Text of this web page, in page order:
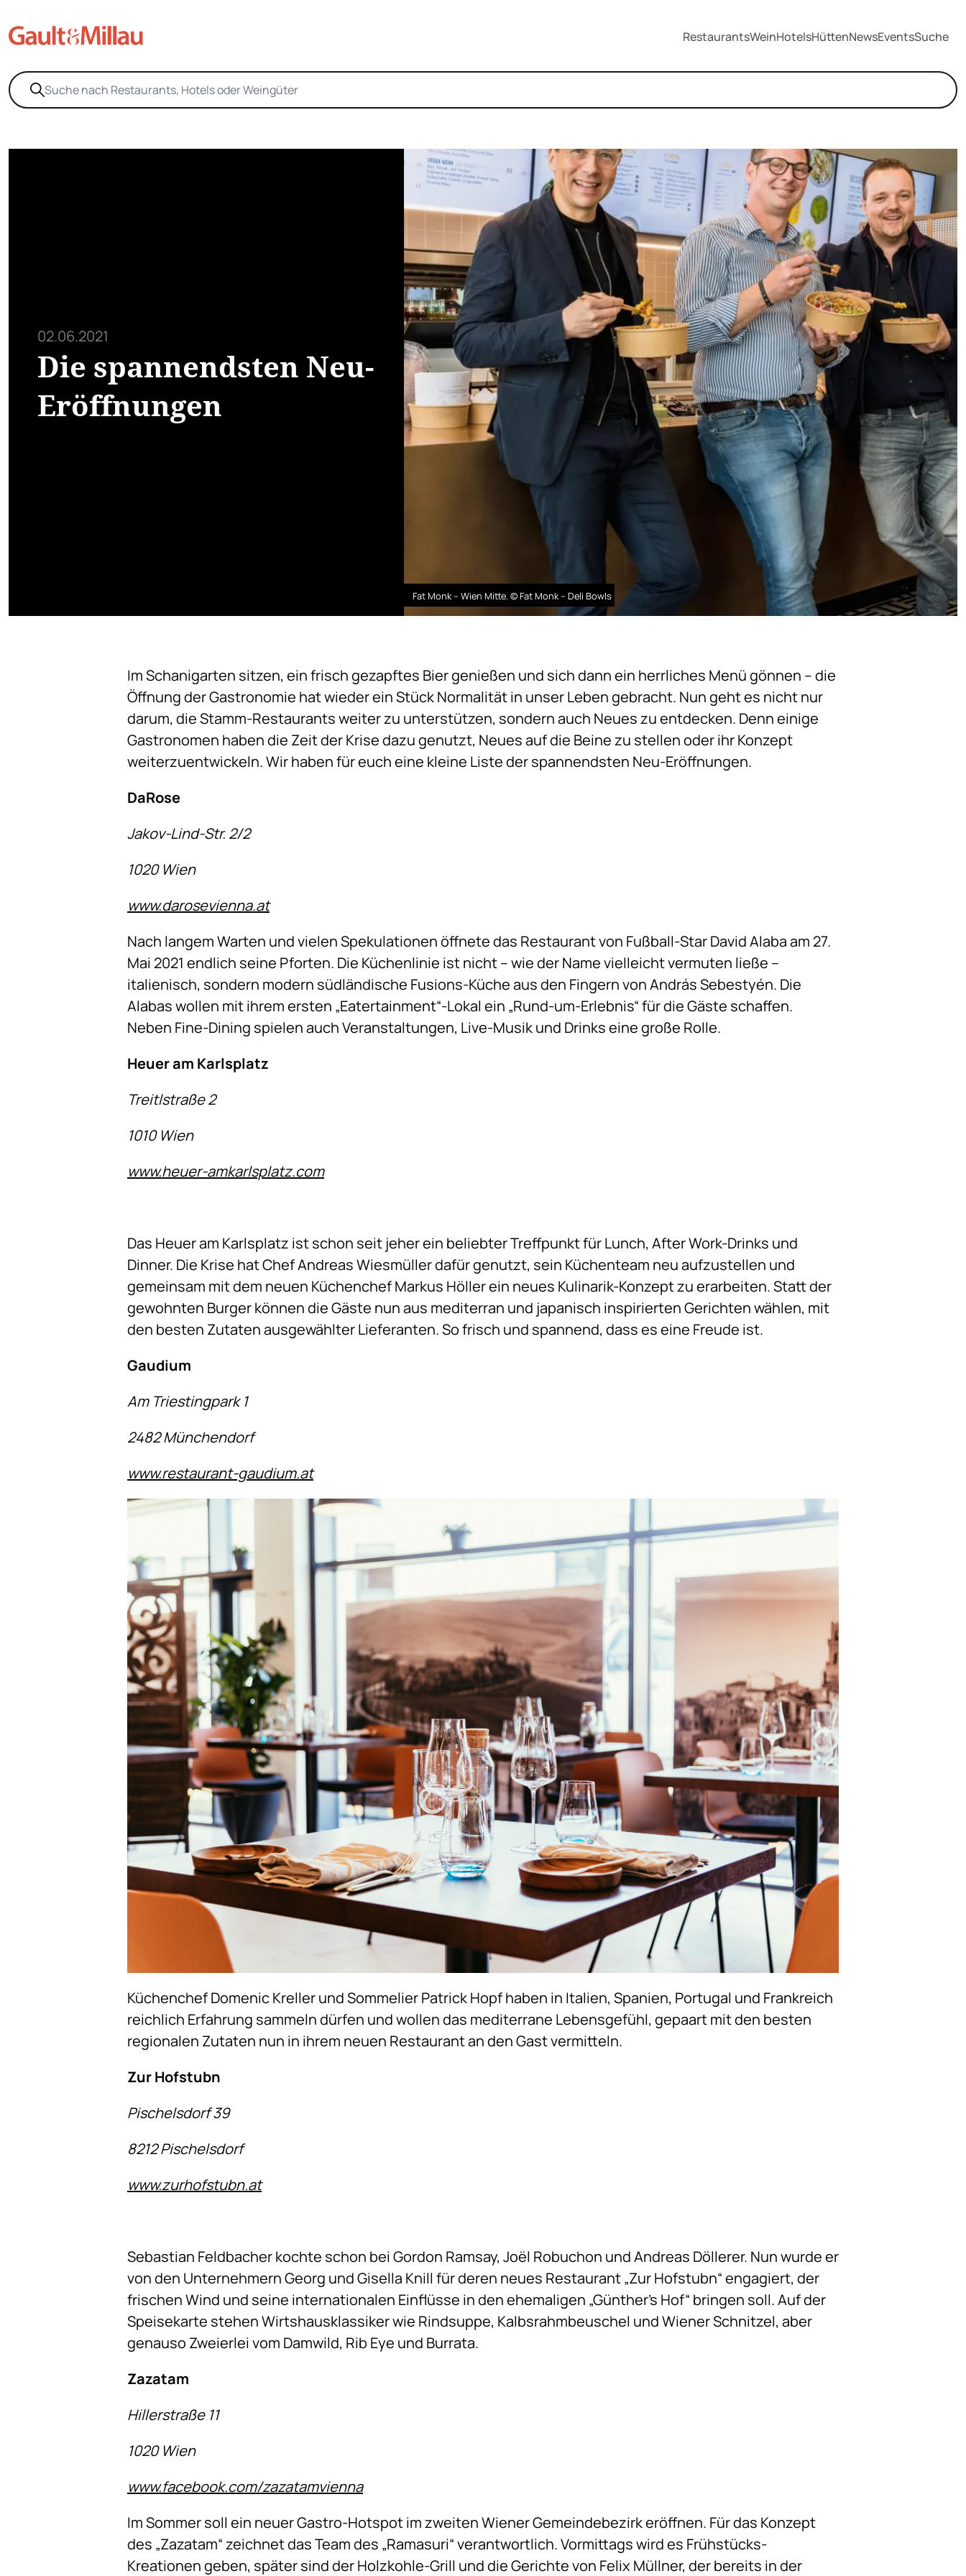
RestaurantsWeinHotelsHüttenNewsEventsSuche
02.06.2021
Die spannendsten Neu-
Eröffnungen
Fat Monk – Wien Mitte. © Fat Monk – Deli Bowls
Im Schanigarten sitzen, ein frisch gezapftes Bier genießen und sich dann ein herrliches Menü gönnen – die
Öffnung der Gastronomie hat wieder ein Stück Normalität in unser Leben gebracht. Nun geht es nicht nur
darum, die Stamm-Restaurants weiter zu unterstützen, sondern auch Neues zu entdecken. Denn einige
Gastronomen haben die Zeit der Krise dazu genutzt, Neues auf die Beine zu stellen oder ihr Konzept
weiterzuentwickeln. Wir haben für euch eine kleine Liste der spannendsten Neu-Eröffnungen.
DaRose
Jakov-Lind-Str. 2/2
1020 Wien
www.darosevienna.at
Nach langem Warten und vielen Spekulationen öffnete das Restaurant von Fußball-Star David Alaba am 27.
Mai 2021 endlich seine Pforten. Die Küchenlinie ist nicht – wie der Name vielleicht vermuten ließe ­­–
italienisch, sondern modern südländische Fusions-Küche aus den Fingern von András Sebestyén. Die
Alabas wollen mit ihrem ersten „Eatertainment“-Lokal ein „Rund-um-Erlebnis“ für die Gäste schaffen.
Neben Fine-Dining spielen auch Veranstaltungen, Live-Musik und Drinks eine große Rolle.
Heuer am Karlsplatz
Treitlstraße 2
1010 Wien
www.heuer-amkarlsplatz.com
Das Heuer am Karlsplatz ist schon seit jeher ein beliebter Treffpunkt für Lunch, After Work-Drinks und
Dinner. Die Krise hat Chef Andreas Wiesmüller dafür genutzt, sein Küchenteam neu aufzustellen und
gemeinsam mit dem neuen Küchenchef Markus Höller ein neues Kulinarik-Konzept zu erarbeiten. Statt der
gewohnten Burger können die Gäste nun aus mediterran und japanisch inspirierten Gerichten wählen, mit
den besten Zutaten ausgewählter Lieferanten. So frisch und spannend, dass es eine Freude ist.
Gaudium
Am Triestingpark 1
2482 Münchendorf
www.restaurant-gaudium.at
Küchenchef Domenic Kreller und Sommelier Patrick Hopf haben in Italien, Spanien, Portugal und Frankreich
reichlich Erfahrung sammeln dürfen und wollen das mediterrane Lebensgefühl, gepaart mit den besten
regionalen Zutaten nun in ihrem neuen Restaurant an den Gast vermitteln.
Zur Hofstubn
Pischelsdorf 39
8212 Pischelsdorf
www.zurhofstubn.at
Sebastian Feldbacher kochte schon bei Gordon Ramsay, Joël Robuchon und Andreas Döllerer. Nun wurde er
von den Unternehmern Georg und Gisella Knill für deren neues Restaurant „Zur Hofstubn“ engagiert, der
frischen Wind und seine internationalen Einflüsse in den ehemaligen „Günther’s Hof“ bringen soll. Auf der
Speisekarte stehen Wirtshausklassiker wie Rindsuppe, Kalbsrahmbeuschel und Wiener Schnitzel, aber
genauso Zweierlei vom Damwild, Rib Eye und Burrata.
Zazatam
Hillerstraße 11
1020 Wien
www.facebook.com/zazatamvienna
Im Sommer soll ein neuer Gastro-Hotspot im zweiten Wiener Gemeindebezirk eröffnen. Für das Konzept
des „Zazatam“ zeichnet das Team des „Ramasuri“ verantwortlich. Vormittags wird es Frühstücks-
Kreationen geben, später sind der Holzkohle-Grill und die Gerichte von Felix Müllner, der bereits in der